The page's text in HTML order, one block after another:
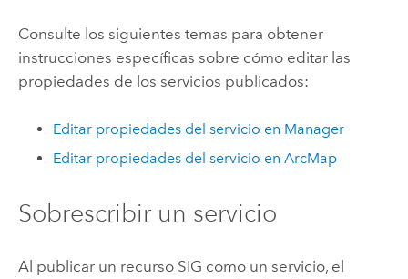
Consulte los siguientes temas para obtener
instrucciones específicas sobre cómo editar las
propiedades de los servicios publicados:
Editar propiedades del servicio en Manager
Editar propiedades del servicio en ArcMap
Sobrescribir un servicio
Al publicar un recurso SIG como un servicio, el